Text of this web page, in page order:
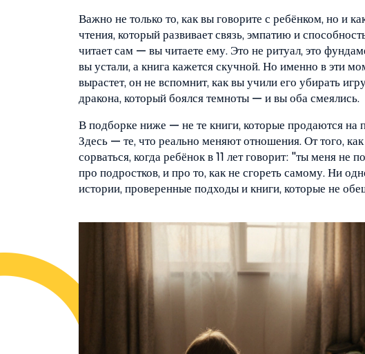
Важно не только то, как вы говорите с ребёнком, но и
чтения, который развивает связь, эмпатию и
читает сам — вы читаете ему. Это не ритуал, это
вы устали, а книга кажется скучной. Но именно в эти
вырастет, он не вспомнит, как вы учили его убирать
дракона, который боялся темноты — и вы оба смеялись.
В подборке ниже — не те книги, которые продаются на
Здесь — те, что реально меняют отношения. От того, как
сорваться, когда ребёнок в 11 лет говорит: "ты меня
про подростков, и про то, как не сгореть самому. Ни
истории, проверенные подходы и книги, которые не